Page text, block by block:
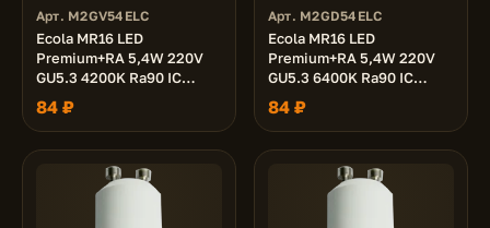
Арт. M2GV54ELC
Ecola MR16 LED
Premium+RA 5,4W 220V
GU5.3 4200K Ra90 IC
матовая 51x50
84 ₽
Арт. M2GD54ELC
Ecola MR16 LED
Premium+RA 5,4W 220V
GU5.3 6400K Ra90 IC
матовая 51x50
84 ₽